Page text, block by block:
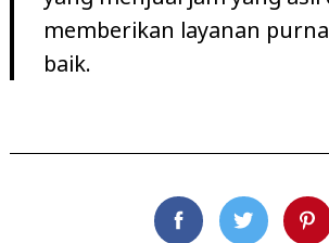
memberikan layanan
baik.
FacebookTwitter